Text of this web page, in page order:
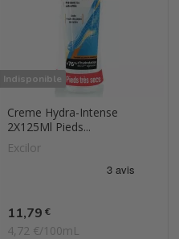
Indisponible
Creme Hydra-Intense
2X125Ml Pieds...
Excilor
Prix
11,79 €
4,72 €/100mL